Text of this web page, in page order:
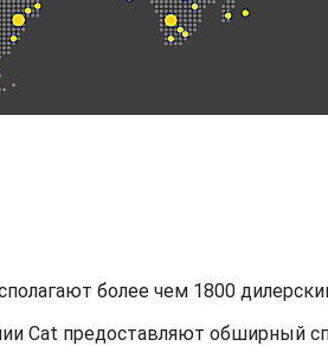
более чем 1800
Cat предоставляют обширный